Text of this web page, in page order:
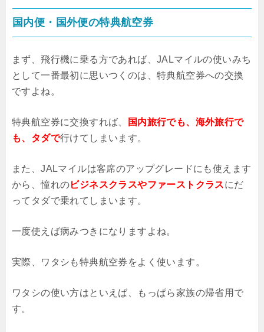
国内便・国外便の特典航空券
まず、飛行機に乗る方であれば、JALマイルの使いみち
として一番最初に思いつくのは、特典航空券への交換
ですよね。
特典航空券に交換すれば、
国内旅行でも、海外旅行で
も、タダで行けてしまいます。
また、JALマイルは客席のアップグレードにも使えます
から、憧れのビジネスクラスやファーストクラスにだ
ってタダで乗れてしまいます。
一度使えば病みつきになりますよね。
実際、ワタシも特典航空券をよく使います。
ワタシの使い方はといえば、もっぱら家族の帰省用で
す。